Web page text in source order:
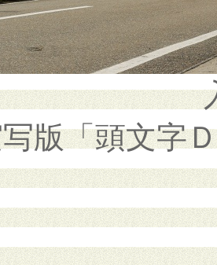
版「頭文字